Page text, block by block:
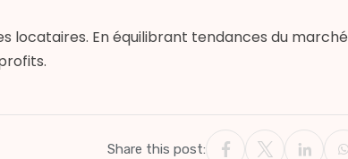
locataires. En équilibrant tendances du marché
Share this post: